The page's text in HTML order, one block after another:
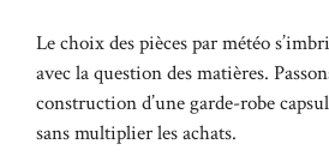
Le choix des pièces par météo
avec la question des matières.
construction d’une garde-robe
sans multiplier les achats.